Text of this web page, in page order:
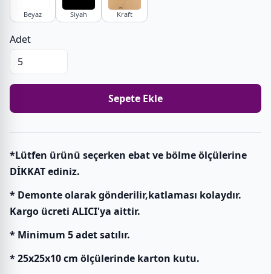
Beyaz Siyah Kraft
Adet
Sepete Ekle
*Lütfen ürünü seçerken ebat ve bölme ölçülerine
DİKKAT ediniz.
* Demonte olarak gönderilir,katlaması kolaydır.
Kargo ücreti ALICI'ya aittir.
* Minimum 5 adet satılır.
* 25x25x10 cm ölçülerinde karton kutu.